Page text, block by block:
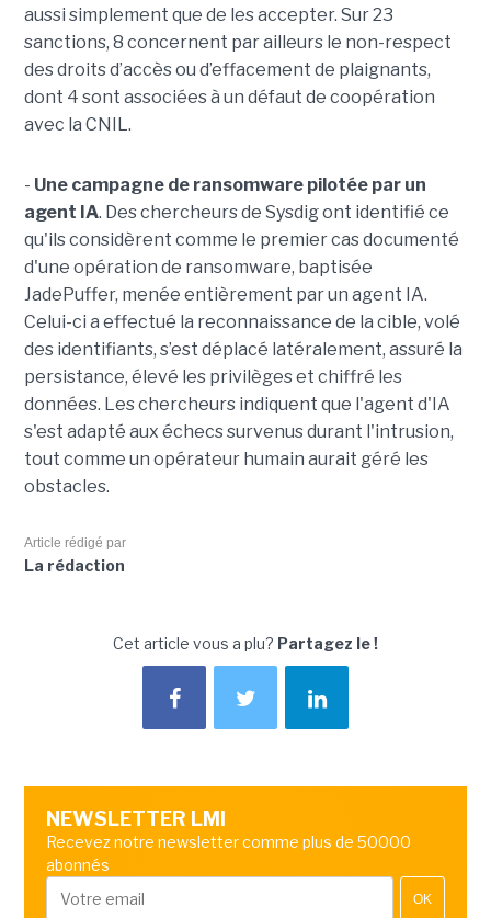
aussi simplement que de les accepter. Sur 23
sanctions, 8 concernent par ailleurs le non-respect
des droits d’accès ou d’effacement de plaignants,
dont 4 sont associées à un défaut de coopération
avec la CNIL.
- Une campagne de ransomware pilotée par un
agent IA. Des chercheurs de Sysdig ont identifié ce
qu'ils considèrent comme le premier cas documenté
d'une opération de ransomware, baptisée
JadePuffer, menée entièrement par un agent IA.
Celui-ci a effectué la reconnaissance de la cible, volé
des identifiants, s’est déplacé latéralement, assuré la
persistance, élevé les privilèges et chiffré les
données. Les chercheurs indiquent que l'agent d'IA
s'est adapté aux échecs survenus durant l'intrusion,
tout comme un opérateur humain aurait géré les
obstacles.
Article rédigé par
La rédaction
Cet article vous a plu? Partagez le !
NEWSLETTER LMI
Recevez notre newsletter comme plus de 50000
abonnés
OK